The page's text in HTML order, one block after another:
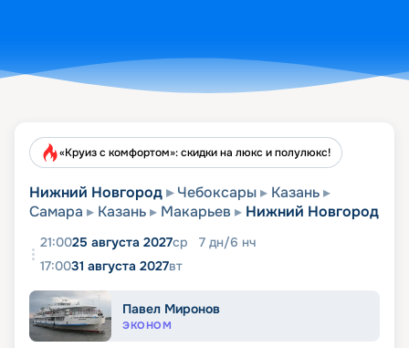
«Круиз с комфортом»: скидки на люкс и полулюкс!
Нижний Новгород Чебоксары
Казань
Самара
Казань Макарьев Нижний Новгород
21:0025 августа 2027ср 7 дн/6 нч
17:0031 августа 2027вт
Павел Миронов
ЭКОНОМ